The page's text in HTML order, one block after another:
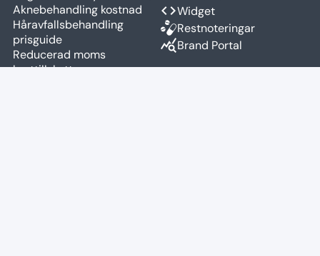
Aknebehandling kostnad
Håravfallsbehandling
prisguide
Reducerad moms
kosttillskott
codeWidget
Restnoteringar
query_statsBrand Portal